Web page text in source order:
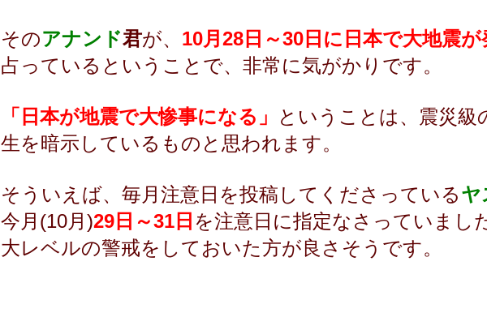
そのアナンド君が、 10月28日～30日に日本で大地震が
占っているということで、非常に気がかりです。
「日本が地震で大惨事になる」
ということは、震災級
生を暗示しているものと思われます。
そういえば、毎月注意日を投稿してくださっているヤ
今月(10月)29日～31日 を注意日に指定なさっていまし
大レベルの警戒をしておいた方が良さそうです。